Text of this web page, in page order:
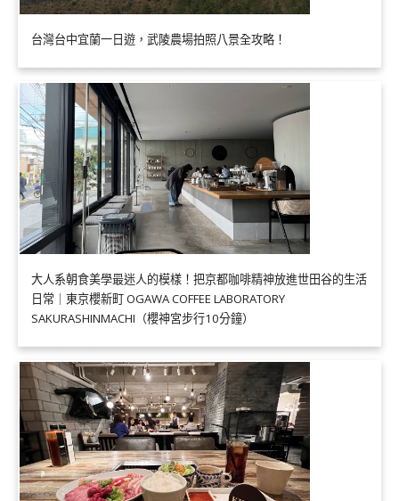
台灣台中宜蘭一日遊，武陵農場拍照八景全攻略！
大人系朝食美學最迷人的模樣！把京都咖啡精神放進世田谷的生活
日常｜東京櫻新町 OGAWA COFFEE LABORATORY
SAKURASHINMACHI（櫻神宮步行10分鐘）